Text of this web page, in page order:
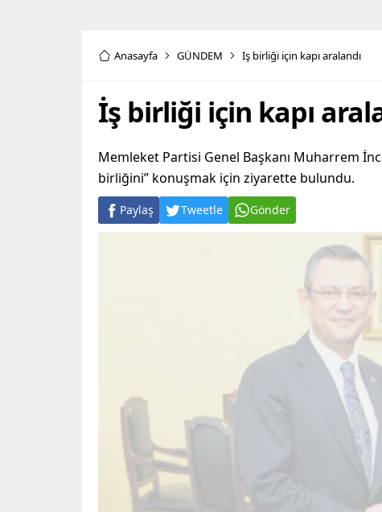
Anasayfa GÜNDEM İş birliği için kapı aralandı
İş birliği için kapı
Memleket Partisi Genel Başkanı Muharrem
birliğini” konuşmak için ziyarette bulundu.
Paylaş Tweetle Gönder